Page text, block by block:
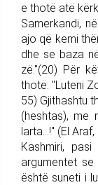
e thotë atë
Samerkandi,
ajo që kemi
dhe se baza
zë."(20) Për
thotë: "Luteni
55) Gjithashtu
(heshtas), me
larta...!" (El
Kashmiri,
argumentet
është suneti i